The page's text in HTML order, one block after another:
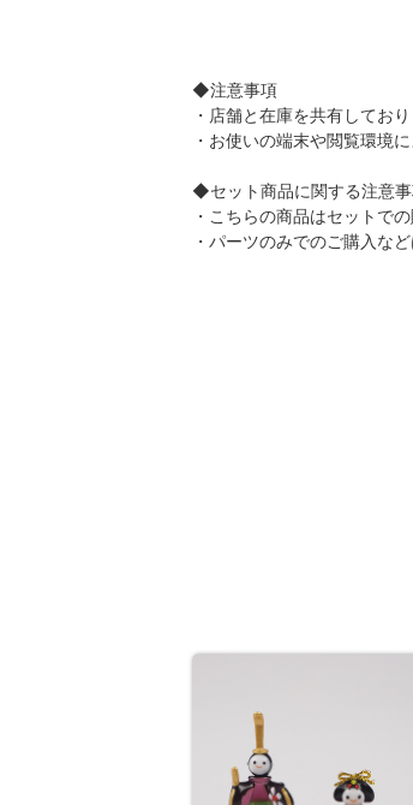
◆注意事項
・店舗と在庫を共有してお
・お使いの端末や閲覧環境
◆セット商品に関する注意
・こちらの商品はセットで
・パーツのみでのご購入など